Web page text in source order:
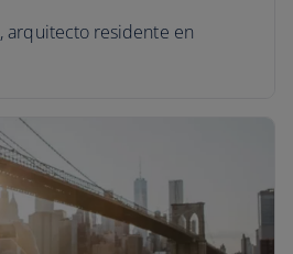
, arquitecto residente en